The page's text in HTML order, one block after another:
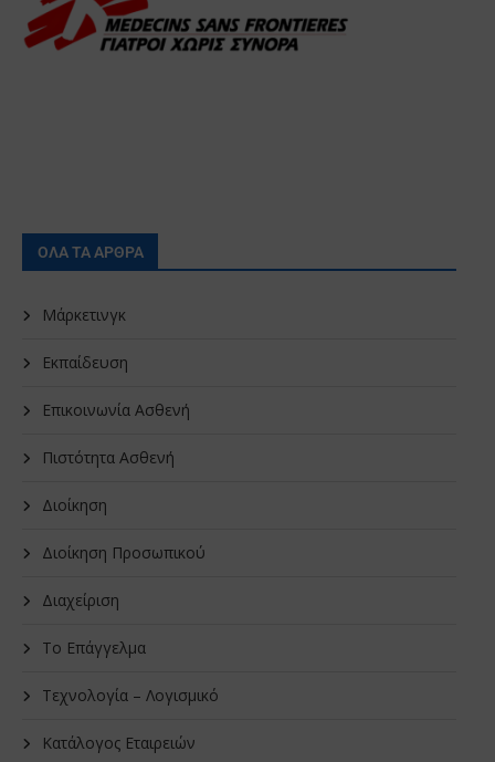
ΟΛΑ ΤΑ ΑΡΘΡΑ
Μάρκετινγκ
Εκπαίδευση
Επικοινωνία Ασθενή
Πιστότητα Ασθενή
Διοίκηση
Διοίκηση Προσωπικού
Διαχείριση
Το Επάγγελμα
Τεχνολογία – Λογισμικό
Κατάλογος Εταιρειών